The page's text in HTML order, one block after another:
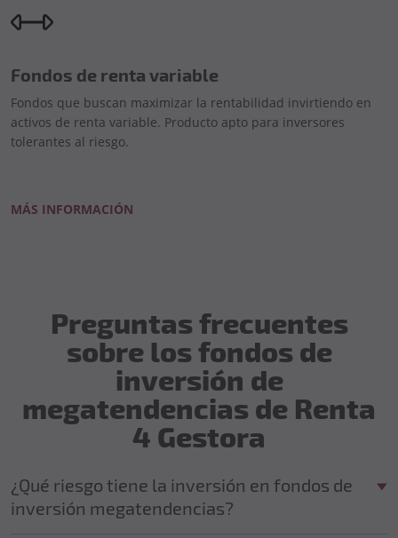
Fondos de renta variable
Fondos que buscan maximizar la rentabilidad invirtiendo en
activos de renta variable. Producto apto para inversores
tolerantes al riesgo.
MÁS INFORMACIÓN
Preguntas frecuentes
sobre los fondos de
inversión de
megatendencias de Renta
4 Gestora
¿Qué riesgo tiene la inversión en fondos de
inversión megatendencias?